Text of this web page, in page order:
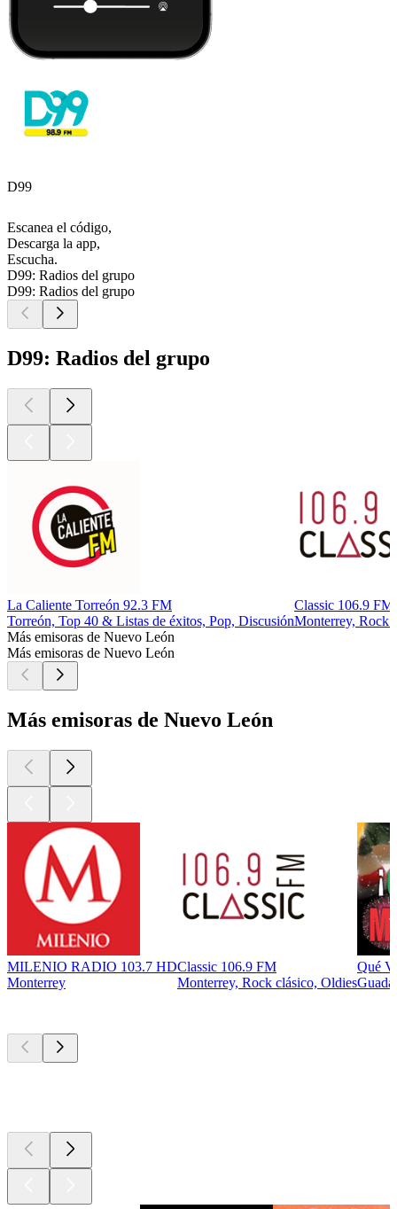
D99
Escanea el código,
Descarga la app,
Escucha.
D99: Radios del grupo
D99: Radios del grupo
D99: Radios del grupo
La Caliente Torreón 92.3 FM
Torreón, Top 40 & Listas de éxitos, Pop, Discusión
Classic 106.9 FM
Monterrey, Rock
Más emisoras de Nuevo León
Más emisoras de Nuevo León
Más emisoras de Nuevo León
MILENIO RADIO 103.7 HD
Monterrey
Classic 106.9 FM
Monterrey, Rock clásico, Oldies
Qué